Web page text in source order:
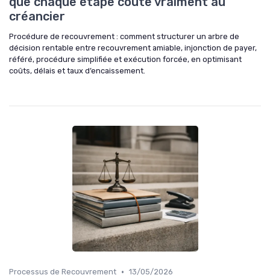
créancier
Procédure de recouvrement : comment structurer un arbre de
décision rentable entre recouvrement amiable, injonction de payer,
référé, procédure simplifiée et exécution forcée, en optimisant
coûts, délais et taux d’encaissement.
Processus de Recouvrement • 13/05/2026